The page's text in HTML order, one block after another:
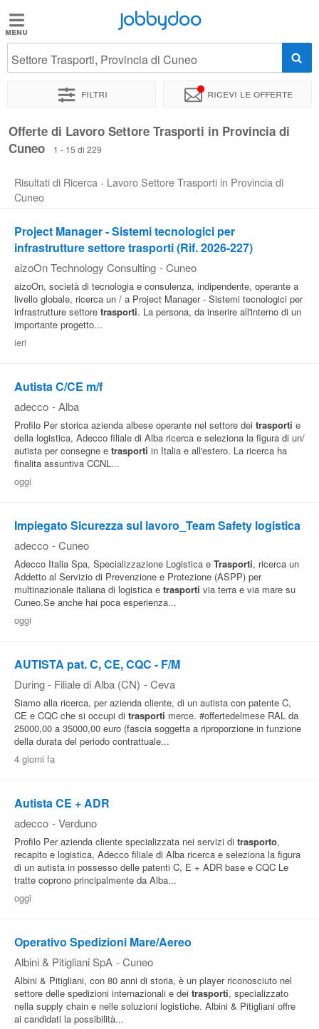
Jobbydoo
Offerte
Stipendi
Elenco
Blog
Pubblica
Area
Aziende
Jobbydoo
Settore Trasporti, Provincia di Cuneo
Filtri Ricevi le offerte
Offerte di Lavoro Settore Trasporti in Provincia di
Cuneo
1 - 15 di 229
Risultati di Ricerca - Lavoro Settore Trasporti in Provincia di
Cuneo
Project Manager - Sistemi tecnologici per
infrastrutture settore trasporti (Rif. 2026-227)
aizoOn Technology Consulting - Cuneo
aizoOn, società di tecnologia e consulenza, indipendente, operante a
livello globale, ricerca un / a Project Manager - Sistemi tecnologici per
infrastrutture settore trasporti. La persona, da inserire all'interno di un
importante progetto...
ieri
Autista C/CE m/f
adecco - Alba
Profilo Per storica azienda albese operante nel settore dei trasporti e
della logistica, Adecco filiale di Alba ricerca e seleziona la figura di un/
autista per consegne e trasporti in Italia e all'estero. La ricerca ha
finalita assuntiva CCNL...
oggi
Impiegato Sicurezza sul lavoro_Team Safety logistica
adecco - Cuneo
Adecco Italia Spa, Specializzazione Logistica e Trasporti, ricerca un
Addetto al Servizio di Prevenzione e Protezione (ASPP) per
multinazionale italiana di logistica e trasporti via terra e via mare su
Cuneo.Se anche hai poca esperienza...
oggi
AUTISTA pat. C, CE, CQC - F/M
During - Filiale di Alba (CN) - Ceva
Siamo alla ricerca, per azienda cliente, di un autista con patente C,
CE e CQC che si occupi di trasporti merce. #offertedelmese RAL da
25000,00 a 35000,00 euro (fascia soggetta a riproporzione in funzione
della durata del periodo contrattuale...
4 giorni fa
Autista CE + ADR
adecco - Verduno
Profilo Per azienda cliente specializzata nei servizi di trasporto,
recapito e logistica, Adecco filiale di Alba ricerca e seleziona la figura
di un autista in possesso delle patenti C, E + ADR base e CQC Le
tratte coprono principalmente da Alba...
oggi
Operativo Spedizioni Mare/Aereo
Albini & Pitigliani SpA - Cuneo
Albini & Pitigliani, con 80 anni di storia, è un player riconosciuto nel
settore delle spedizioni internazionali e dei trasporti, specializzato
nella supply chain e nelle soluzioni logistiche. Albini & Pitigliani offre
ai candidati la possibilità...